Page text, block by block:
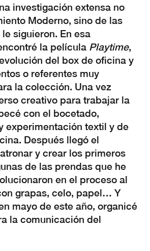
investigación extensa no
Moderno, sino de las
siguieron. En esa
la película Playtime,
del box de oficina y
o referentes muy
la colección. Una vez
creativo para trabajar la
con el bocetado,
experimentación textil y de
Después llegó el
y crear los primeros
de las prendas que he
en el proceso al
grapas, celo, papel… Y
mayo de este año, organicé
la comunicación del